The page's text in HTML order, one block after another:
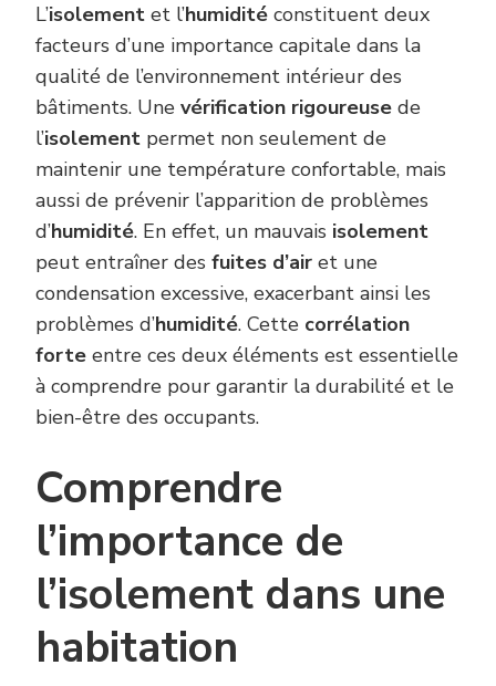
L’isolement et l’humidité constituent deux
facteurs d’une importance capitale dans la
qualité de l’environnement intérieur des
bâtiments. Une vérification rigoureuse de
l’isolement permet non seulement de
maintenir une température confortable, mais
aussi de prévenir l’apparition de problèmes
d’humidité. En effet, un mauvais isolement
peut entraîner des fuites d’air et une
condensation excessive, exacerbant ainsi les
problèmes d’humidité. Cette corrélation
forte entre ces deux éléments est essentielle
à comprendre pour garantir la durabilité et le
bien-être des occupants.
Comprendre
l’importance de
l’isolement dans une
habitation